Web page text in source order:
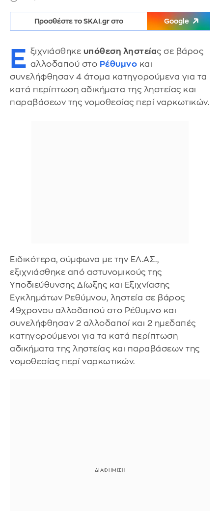
Προσθέστε το SKAI.gr στο Google
Ε ξιχνιάσθηκε υπόθεση ληστείας σε βάρος
αλλοδαπού στο Ρέθυμνο και
συνελήφθησαν 4 άτομα κατηγορούμενα για τα
κατά περίπτωση αδικήματα της ληστείας και
παραβάσεων της νομοθεσίας περί ναρκωτικών.
Ειδικότερα, σύμφωνα με την ΕΛ.ΑΣ.,
εξιχνιάσθηκε από αστυνομικούς της
Υποδιεύθυνσης Δίωξης και Εξιχνίασης
Εγκλημάτων Ρεθύμνου, ληστεία σε βάρος
49χρονου αλλοδαπού στο Ρέθυμνο και
συνελήφθησαν 2 αλλοδαποί και 2 ημεδαπές
κατηγορούμενοι για τα κατά περίπτωση
αδικήματα της ληστείας και παραβάσεων της
νομοθεσίας περί ναρκωτικών.